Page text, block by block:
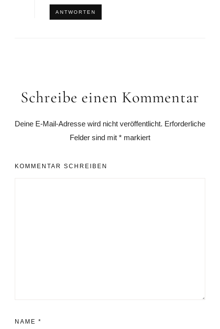
ANTWORTEN
Schreibe einen Kommentar
Deine E-Mail-Adresse wird nicht veröffentlicht. Erforderliche
Felder sind mit * markiert
KOMMENTAR SCHREIBEN
NAME *